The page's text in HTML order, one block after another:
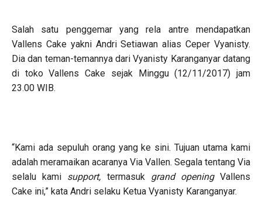
Salah satu penggemar yang rela antre mendapatkan
Vallens Cake yakni Andri Setiawan alias Ceper Vyanisty.
Dia dan teman-temannya dari Vyanisty Karanganyar datang
di toko Vallens Cake sejak Minggu (12/11/2017) jam
23.00 WIB.
“Kami ada sepuluh orang yang ke sini. Tujuan utama kami
adalah meramaikan acaranya Via Vallen. Segala tentang Via
selalu kami support, termasuk grand openingVallens
Cake ini,” kata Andri selaku Ketua Vyanisty Karanganyar.